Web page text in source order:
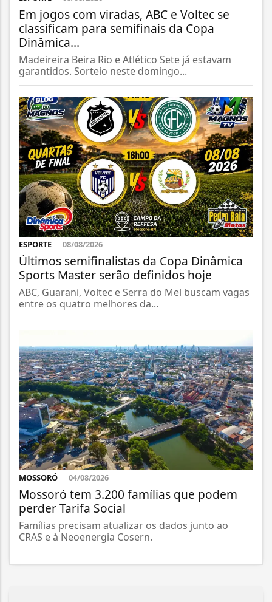
Em jogos com viradas, ABC e Voltec se
classificam para semifinais da Copa
Dinâmica...
Madeireira Beira Rio e Atlético Sete já estavam
garantidos. Sorteio neste domingo...
ESPORTE 08/08/2026
Últimos semifinalistas da Copa Dinâmica
Sports Master serão definidos hoje
ABC, Guarani, Voltec e Serra do Mel buscam vagas
entre os quatro melhores da...
MOSSORÓ 04/08/2026
Mossoró tem 3.200 famílias que podem
perder Tarifa Social
Famílias precisam atualizar os dados junto ao
CRAS e à Neoenergia Cosern.